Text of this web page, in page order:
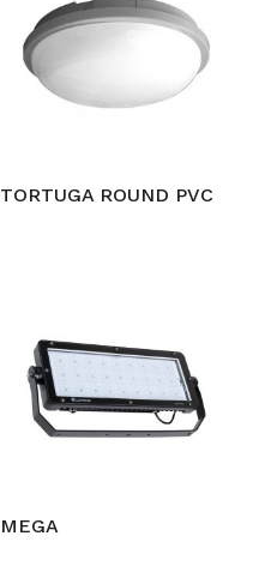
TORTUGA ROUND PVC
MEGA